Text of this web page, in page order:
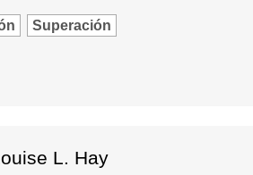
Superación
L. Hay